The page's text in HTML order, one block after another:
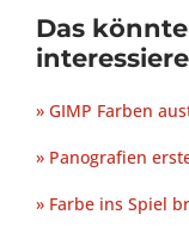
Das
» GIMP Farben
» Panografien
» Farbe ins Spiel